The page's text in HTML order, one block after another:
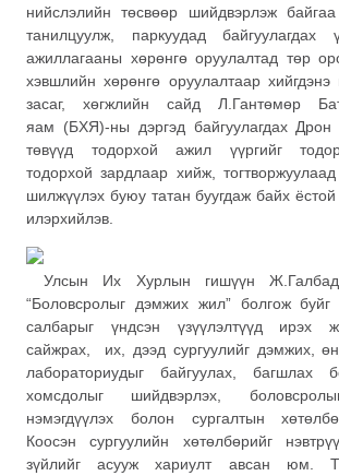
нийслэлийн төсвөөр шийдвэрлэж
танилцуулж, паркуудад байгуулагдах
ажиллагааны хөрөнгө оруулалтад төр
хэвшлийн хөрөнгө оруулалтаар
засаг, хөгжлийн сайд Л.Гантөмөр
яам (БХЯ)-ны дэргэд байгуулагдах Дрон
төвүүд тодорхой ажил үүргийг
тодорхой зардлаар хийж,
шилжүүлэх буюу татан буугдаж байх ёстой
илэрхийлэв.
Улсын Их Хурлын гишүүн
“Боловсролыг дэмжих жил” болгож буйг
салбарыг үндсэн үзүүлэлтүүд ирэх
сайжрах, их, дээд сургуулийг дэмжих,
лабораториудыг байгуулах, багшлах
хомсдолыг шийдвэрлэх,
нэмэгдүүлэх болон сургалтын
Коосэн сургуулийн хөтөлбөрийг
зүйлийг асууж хариулт авсан юм.